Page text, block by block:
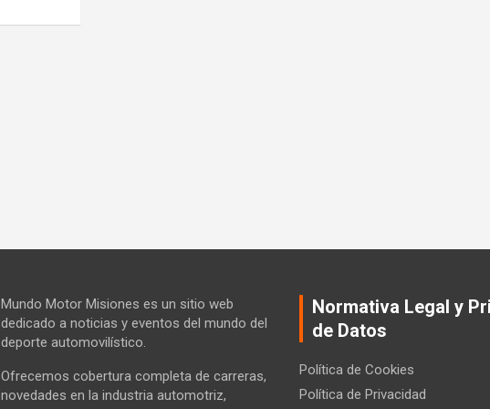
Mundo Motor Misiones es un sitio web
dedicado a noticias y eventos del mundo del
deporte automovilístico.
Ofrecemos cobertura completa de carreras,
novedades en la industria automotriz,
Normativa Legal y
de Datos
Política de Cookies
Política de Privacidad